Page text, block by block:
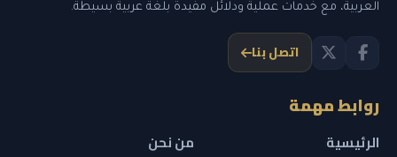
العربية، مع خدمات عملية ودلائل مفيدة بلغة عربية بسيطة.
اتصل بنا
روابط مهمة
الرئيسية
من نحن